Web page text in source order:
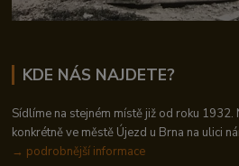
KDE NÁS NAJDETE?
Sídlíme na stejném místě již od roku 1932.
konkrétně ve městě Újezd u Brna na ulici
→ podrobnější informace